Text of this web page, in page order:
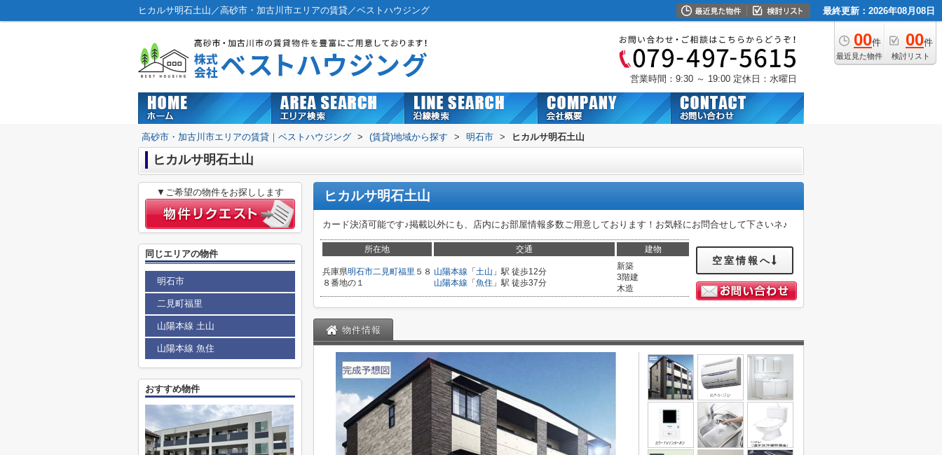
ヒカルサ明石土山／高砂市・加古川市エリアの賃貸／ベストハウジング 最終更新：2026年08月08日
00件
最近見た物件
00件
検討リスト
営業時間：9:30 ～ 19:00 定休日：水曜日
高砂市・加古川市エリアの賃貸｜ベストハウジング > (賃貸)地域から探す > 明石市 > ヒカルサ明石土山
ヒカルサ明石土山
ヒカルサ明石土山
カード決済可能です♪掲載以外にも、店内にお部屋情報多数ご用意しております！お気軽にお問合せして下さいネ♪
所在地 交通 建物
兵庫県明石市二見町福里 ５８
８番地の１
山陽本線 「 土山 」駅 徒歩12分
山陽本線 「 魚住 」駅 徒歩37分
新築
3階建
木造
空室情報へ
物件情報
▼ご希望の物件をお探しします
同じエリアの物件
明石市
二見町福里
山陽本線 土山
山陽本線 魚住
おすすめ物件